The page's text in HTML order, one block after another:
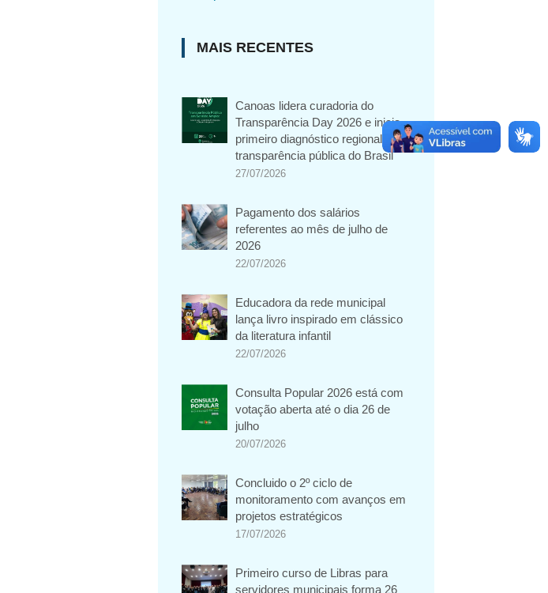
MAIS RECENTES
Canoas lidera curadoria do
Transparência Day 2026 e inicia
primeiro diagnóstico regional de
transparência pública do Brasil
27/07/2026
Pagamento dos salários
referentes ao mês de julho de
2026
22/07/2026
Educadora da rede municipal
lança livro inspirado em clássico
da literatura infantil
22/07/2026
Consulta Popular 2026 está com
votação aberta até o dia 26 de
julho
20/07/2026
Concluido o 2º ciclo de
monitoramento com avanços em
projetos estratégicos
17/07/2026
Primeiro curso de Libras para
servidores municipais forma 26